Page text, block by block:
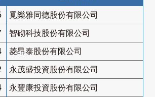
覓樂雅同德股份有限公司
智砌科技股份有限公司
菱昂泰股份有限公司
永茂盛投資股份有限公司
永豐康投資股份有限公司